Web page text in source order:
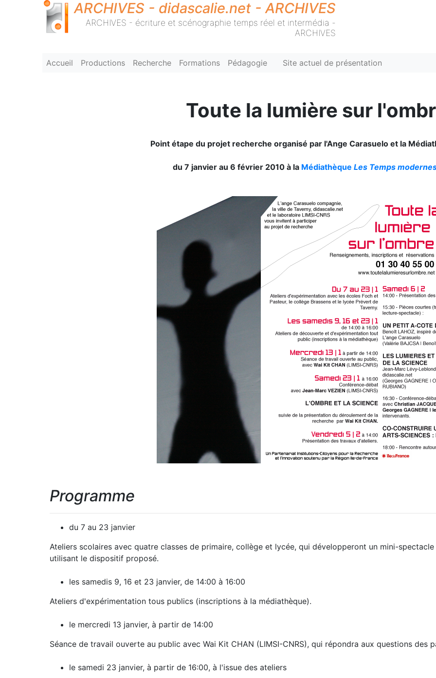
ARCHIVES - didascalie.net - ARCHIVES
ARCHIVES - écriture et scénographie temps réel et intermédia -
ARCHIVES
Accueil Productions Recherche Formations Pédagogie Site actuel de présentation
Toute la lumière sur
Point étape du projet recherche organisé par l'Ange Carasuelo et la
du 7 janvier au 6 février 2010 à la Médiathèque Les Temps
Programme
du 7 au 23 janvier
Ateliers scolaires avec quatre classes de primaire, collège et lycée, qui développeront un mini-spectacle
utilisant le dispositif proposé.
les samedis 9, 16 et 23 janvier, de 14:00 à 16:00
Ateliers d'expérimentation tous publics (inscriptions à la médiathèque).
le mercredi 13 janvier, à partir de 14:00
Séance de travail ouverte au public avec Wai Kit CHAN (LIMSI-CNRS), qui répondra aux questions des
le samedi 23 janvier, à partir de 16:00, à l'issue des ateliers